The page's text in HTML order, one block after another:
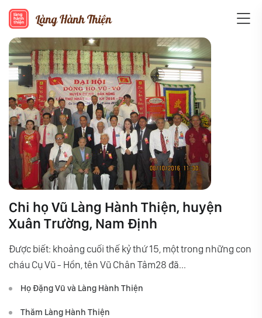
Làng Hành Thiện
Chi họ Vũ Làng Hành Thiện, huyện
Xuân Trường, Nam Định
Được biết: khoảng cuối thế kỷ thứ 15, một trong những con
cháu Cụ Vũ - Hồn, tên Vũ Chân Tâm28 đã...
Họ Đặng Vũ và Làng Hành Thiện
Thăm Làng Hành Thiện